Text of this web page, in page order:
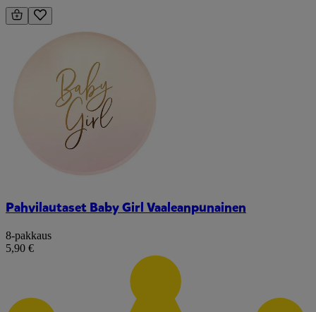
Pahvilautaset Baby Girl Vaaleanpunainen
8-pakkaus
5,90 €